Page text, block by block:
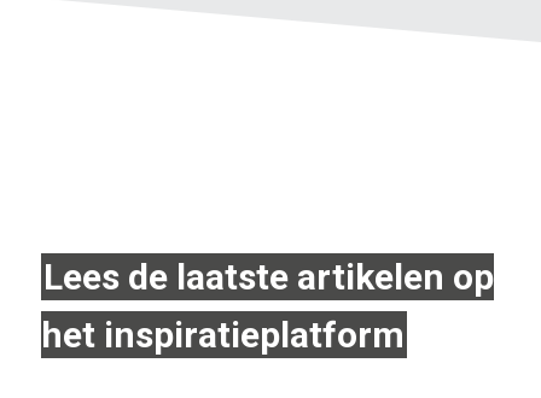
Lees de laatste artikelen op
het inspiratieplatform